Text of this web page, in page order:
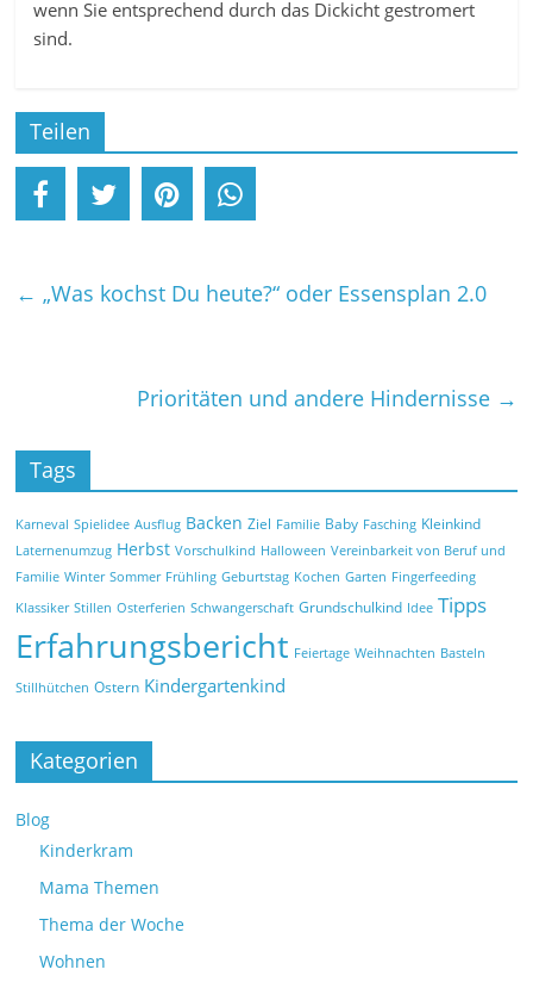
wenn Sie entsprechend durch das Dickicht gestromert
sind.
Teilen
← „Was kochst Du heute?“ oder Essensplan 2.0
Prioritäten und andere Hindernisse →
Tags
Karneval Spielidee Ausflug Backen Ziel Familie Baby Fasching Kleinkind
Laternenumzug Herbst Vorschulkind Halloween Vereinbarkeit von Beruf und
Familie Winter Sommer Frühling Geburtstag Kochen Garten Fingerfeeding
Klassiker Stillen Osterferien Schwangerschaft Grundschulkind Idee Tipps
Erfahrungsbericht Feiertage Weihnachten Basteln
Stillhütchen Ostern Kindergartenkind
Kategorien
Blog
Kinderkram
Mama Themen
Thema der Woche
Wohnen